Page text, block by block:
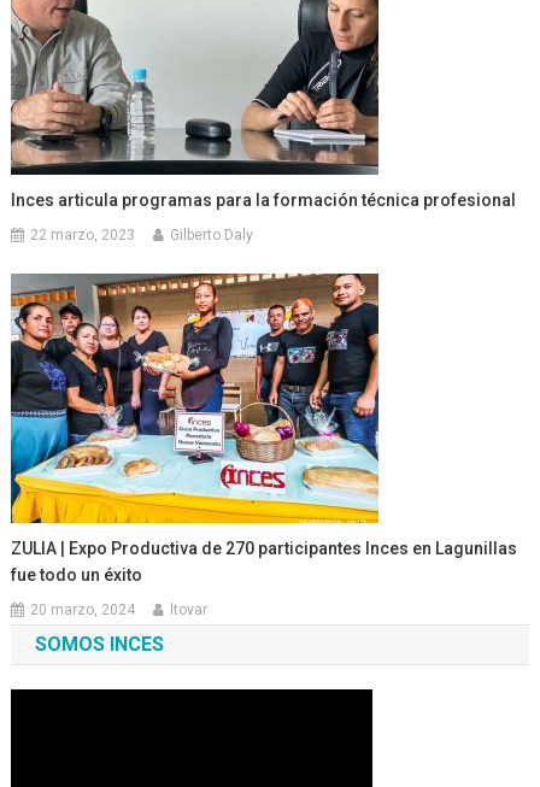
Inces articula programas para la formación técnica profesional
22 marzo, 2023 Gilberto Daly
ZULIA | Expo Productiva de 270 participantes Inces en Lagunillas
fue todo un éxito
20 marzo, 2024 ltovar
SOMOS INCES